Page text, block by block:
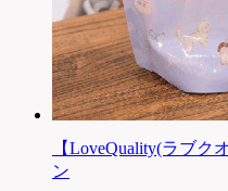
【LoveQuality(ラブク
ン